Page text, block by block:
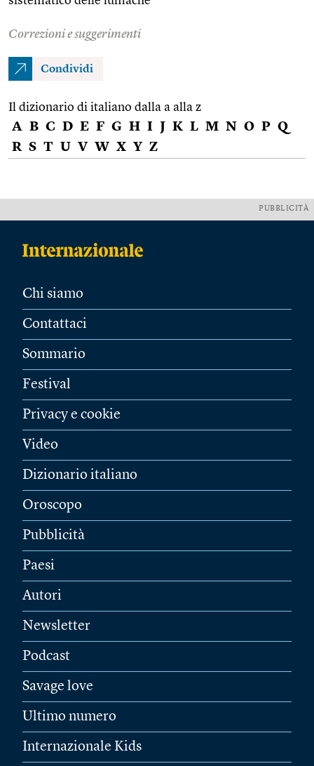
Correzioni e suggerimenti
Condividi
Il dizionario di italiano dalla a alla z
A B C D E F G H I J K L M N O P Q
R S T U V W X Y Z
PUBBLICITÀ
Chi siamo
Contattaci
Sommario
Festival
Privacy e cookie
Video
Dizionario italiano
Oroscopo
Pubblicità
Paesi
Autori
Newsletter
Podcast
Savage love
Ultimo numero
Internazionale Kids